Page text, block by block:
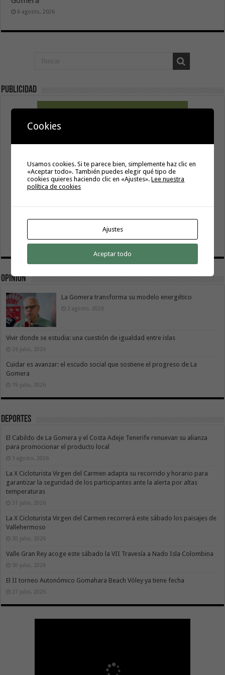
6 agosto, 2026
Publicidad
Opinión
La Gomera transforma su modelo energético
2 agosto, 2026
Vivir donde se estudia: una cuestión de igualdad entre islas
26 julio, 2026
Cuidar es avanzar: el escudo social que sostiene el progreso de La
Gomera
19 julio, 2026
Deportes
El Cabildo de La Gomera y el Costa Adeje Tenerife renuevan su alianza
para promocionar el producto local
3 agosto, 2026
La X Cicloturista Virgen del Carmen adapta su recorrido y horario para
garantizar la seguridad de los participantes ante la alerta por altas
temperaturas
31 julio, 2026
La X Cicloturista Virgen del Carmen recorrerá este sábado los paisajes de
Vallehermoso
30 julio, 2026
Valle Gran Rey acoge este sábado la VII Travesía a Nado Isla Colombina
30 julio, 2026
El II torneo Autonómico Gomahara Beach Vóley ya tiene fecha
27 julio, 2026
Cookies
Usamos cookies. Si te parece bien, simplemente haz clic en
«Aceptar todo». También puedes elegir qué tipo de
cookies quieres haciendo clic en «Ajustes».Lee nuestra
política de cookies
Ajustes
Aceptar todo